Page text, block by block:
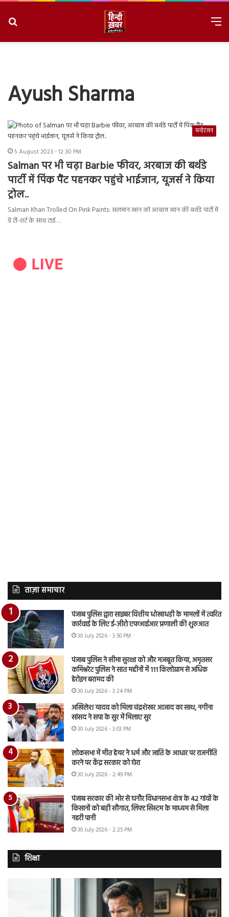
Ayush Sharma
मनोरंजन
5 August 2023 - 12:30 PM
Salman पर भी चढ़ा Barbie फीवर, अरबाज की बर्थडे
पार्टी में पिंक पैंट पहनकर पहुंचे भाईजान, यूजर्स ने किया
ट्रोल..
Salman Khan Trolled On Pink Paints: सलमान खान को अरबाज खान की बर्थडे पार्टी में
ग्रे टी-शर्ट के साथ टाई…
ताज़ा समाचार
पंजाब पुलिस द्वारा साइबर वित्तीय धोखाधड़ी के मामलों में त्वरित
कार्रवाई के लिए ई-ज़ीरो एफआईआर प्रणाली की शुरुआत
30 July 2026 - 3:50 PM
पंजाब पुलिस ने सीमा सुरक्षा को और मजबूत किया, अमृतसर
कमिश्नरेट पुलिस ने सात महीनों में 111 किलोग्राम से अधिक
हेरोइन बरामद की
30 July 2026 - 3:24 PM
अखिलेश यादव को मिला चंद्रशेखर आजाद का साथ, नगीना
सांसद ने सपा के सुर में मिलाए सुर
30 July 2026 - 3:03 PM
लोकसभा में मीत हेयर ने धर्म और जाति के आधार पर राजनीति
करने पर केंद्र सरकार को घेरा
30 July 2026 - 2:49 PM
पंजाब सरकार की ओर से घनौर विधानसभा क्षेत्र के 42 गांवों के
किसानों को बड़ी सौगात, लिफ्ट सिस्टम के माध्यम से मिला
नहरी पानी
30 July 2026 - 2:25 PM
शिक्षा